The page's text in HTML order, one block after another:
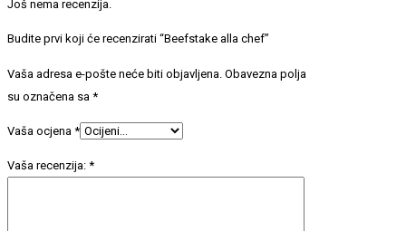
Još nema recenzija.
Budite prvi koji će recenzirati “Beefstake alla chef”
Vaša adresa e-pošte neće biti objavljena. Obavezna polja
su označena sa *
Vaša ocjena *
Vaša recenzija: *